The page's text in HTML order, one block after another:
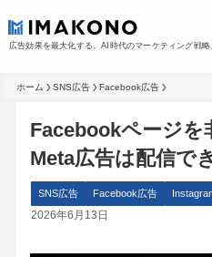
広告効果を最大化する。AI時代のマーケティング戦略
ホーム SNS広告 Facebook広告
Facebookページを
Meta広告は配信で
SNS広告 Facebook広告
2026年6月13日